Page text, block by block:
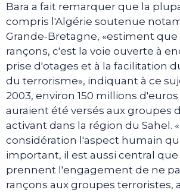
Bara a fait remarquer que la
compris l'Algérie soutenue
Grande-Bretagne, «estiment que
rançons, c'est la voie ouverte à
prise d'otages et à la facilitation
du terrorisme», indiquant à ce
2003, environ 150 millions
auraient été versés aux groupes
activant dans la région du Sahel.
considération l'aspect humain
important, il est aussi central que
prennent l'engagement de ne
rançons aux groupes terroristes,